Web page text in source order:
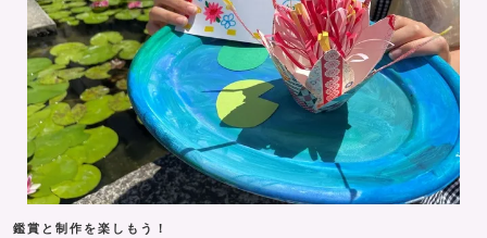
鑑賞と制作を楽しもう！